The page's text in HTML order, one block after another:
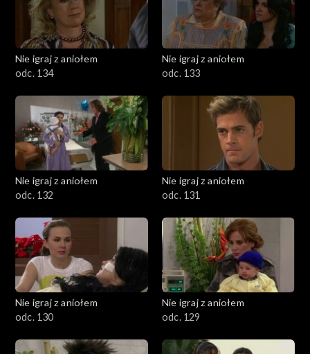
Nie igraj z aniołem
odc. 134
Nie igraj z aniołem
odc. 133
Nie igraj z aniołem
odc. 132
Nie igraj z aniołem
odc. 131
Nie igraj z aniołem
odc. 130
Nie igraj z aniołem
odc. 129